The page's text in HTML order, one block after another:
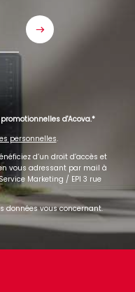
d'Acova.
personnelles.
d’un droit d’accès et
vous adressant par mail à
Marketing / EPI 3 rue
données vous concernant.